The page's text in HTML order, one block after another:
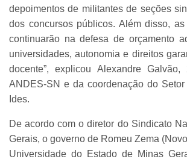
depoimentos de militantes de seções
dos concursos públicos. Além disso,
continuarão na defesa de orçamento
universidades, autonomia e direitos
docente”, explicou Alexandre
ANDES-SN e da coordenação do
Ides.
De acordo com o diretor do Sindicato
Gerais, o governo de Romeu Zema
Universidade do Estado de Minas